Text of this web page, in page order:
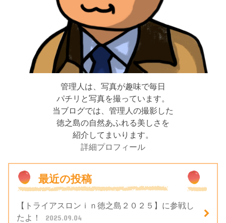
管理人は、写真が趣味で毎日
パチリと写真を撮っています。
当ブログでは、管理人の撮影した
徳之島の自然あふれる美しさを
紹介してまいります。
詳細プロフィール
最近の投稿
【トライアスロンｉｎ徳之島２０２５】に参戦し
たよ！
2025.09.04